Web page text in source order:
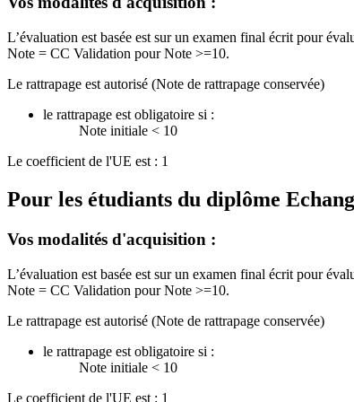
L’évaluation est basée est sur un examen final écrit pour
Note = CC Validation pour Note >=10.
Le rattrapage est autorisé (Note de rattrapage conservée)
le rattrapage est obligatoire si :
Note initiale < 10
Le coefficient de l'UE est : 1
Pour les étudiants du diplôme
Vos modalités d'acquisition :
L’évaluation est basée est sur un examen final écrit pour
Note = CC Validation pour Note >=10.
Le rattrapage est autorisé (Note de rattrapage conservée)
le rattrapage est obligatoire si :
Note initiale < 10
Le coefficient de l'UE est : 1